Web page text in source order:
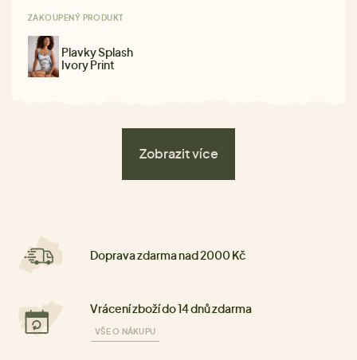
ZAKOUPENÝ PRODUKT
Plavky Splash
Ivory Print
Zobrazit více
Doprava zdarma nad 2000 Kč
Vrácení zboží do 14 dnů zdarma
VŠE O NÁKUPU